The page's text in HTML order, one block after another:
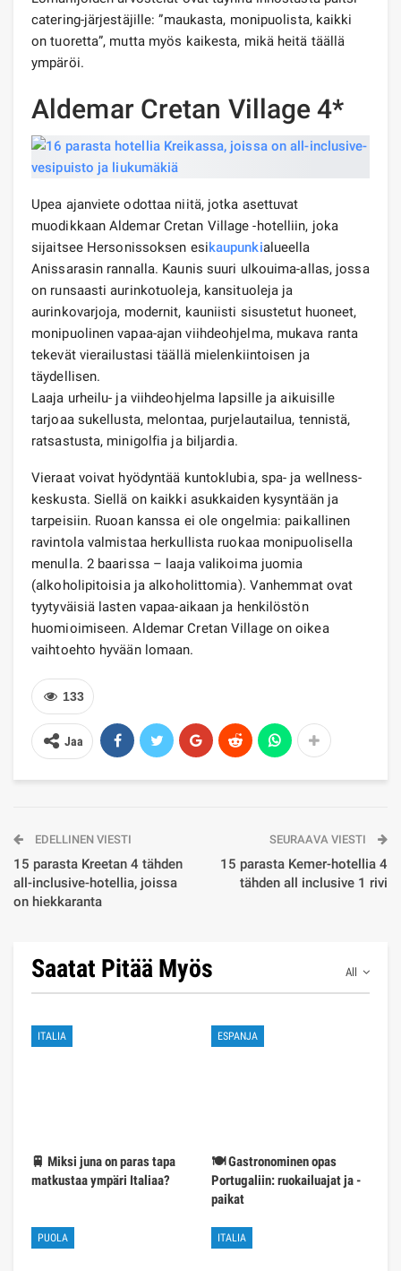
catering-järjestäjille: ”maukasta, monipuolista, kaikki
on tuoretta”, mutta myös kaikesta, mikä heitä täällä
ympäröi.
Aldemar Cretan Village 4*
Upea ajanviete odottaa niitä, jotka asettuvat
muodikkaan Aldemar Cretan Village -hotelliin, joka
sijaitsee Hersonissoksen esikaupunkialueella
Anissarasin rannalla. Kaunis suuri ulkouima-allas, jossa
on runsaasti aurinkotuoleja, kansituoleja ja
aurinkovarjoja, modernit, kauniisti sisustetut huoneet,
monipuolinen vapaa-ajan viihdeohjelma, mukava ranta
tekevät vierailustasi täällä mielenkiintoisen ja
täydellisen.
Laaja urheilu- ja viihdeohjelma lapsille ja aikuisille
tarjoaa sukellusta, melontaa, purjelautailua, tennistä,
ratsastusta, minigolfia ja biljardia.
Vieraat voivat hyödyntää kuntoklubia, spa- ja wellness-
keskusta. Siellä on kaikki asukkaiden kysyntään ja
tarpeisiin. Ruoan kanssa ei ole ongelmia: paikallinen
ravintola valmistaa herkullista ruokaa monipuolisella
menulla. 2 baarissa – laaja valikoima juomia
(alkoholipitoisia ja alkoholittomia). Vanhemmat ovat
tyytyväisiä lasten vapaa-aikaan ja henkilöstön
huomioimiseen. Aldemar Cretan Village on oikea
vaihtoehto hyvään lomaan.
133
Jaa
EDELLINEN VIESTI
15 parasta Kreetan 4 tähden
all-inclusive-hotellia, joissa
on hiekkaranta
SEURAAVA VIESTI
15 parasta Kemer-hotellia 4
tähden all inclusive 1 rivi
All
Saatat Pitää Myös
ITALIA
🚆 Miksi juna on paras tapa
matkustaa ympäri Italiaa?
ESPANJA
🍽️ Gastronominen opas
Portugaliin: ruokailuajat ja -
paikat
PUOLA ITALIA